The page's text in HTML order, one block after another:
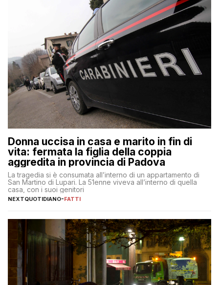
Donna uccisa in casa e marito in fin di
vita: fermata la figlia della coppia
aggredita in provincia di Padova
La tragedia si è consumata all’interno di un appartamento di
San Martino di Lupari. La 51enne viveva all’interno di quella
casa, con i suoi genitori
NEXTQUOTIDIANO-FATTI